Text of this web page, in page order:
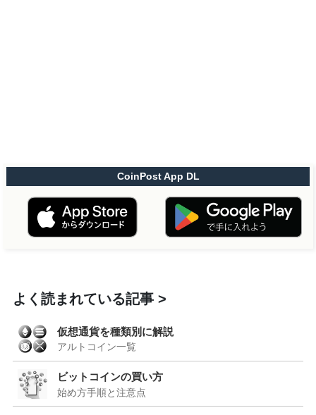
CoinPost App DL
よく読まれている記事
仮想通貨を種類別に解説
アルトコイン一覧
ビットコインの買い方
始め方手順と注意点